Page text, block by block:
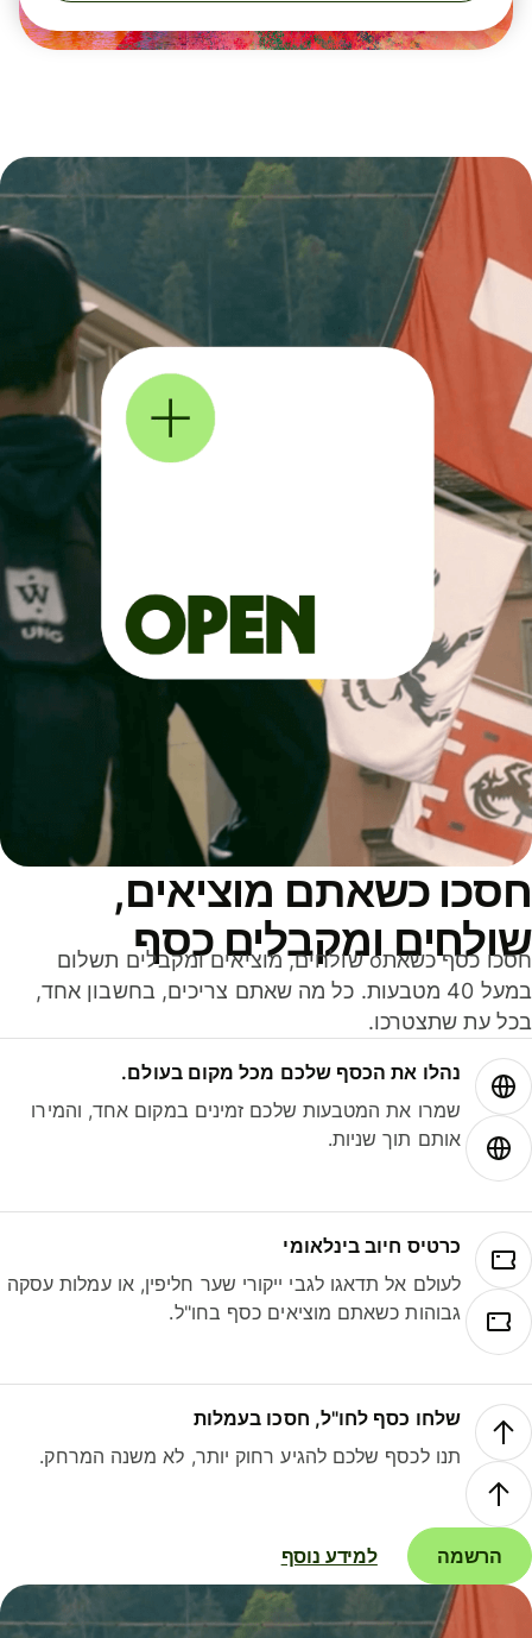
כשאתם מוציאים,
ומקבלים כסף
חסכו כסף כשאתo שולחים, מוציאים ומקבלים תשלום
במעל 40 מטבעות. כל מה שאתם צריכים, בחשבון אחד,
עת שתצטרכו.
נהלו את הכסף שלכם מכל מקום בעולם.
שמרו את המטבעות שלכם זמינים במקום אחד, והמירו
אותם תוך שניות.
כרטיס חיוב בינלאומי
לעולם אל תדאגו לגבי ייקורי שער חליפין, או עמלות עסקה
גבוהות כשאתם מוציאים כסף בחו"ל.
שלחו כסף לחו"ל, חסכו בעמלות
תנו לכסף שלכם להגיע רחוק יותר, לא משנה המרחק.
הרשמה למידע נוסף